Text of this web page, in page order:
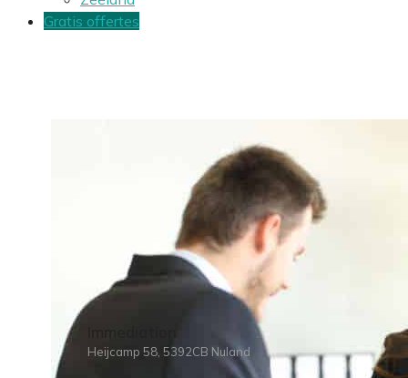
Gratis offertes
Heijcamp 58, 5392CB Nuland